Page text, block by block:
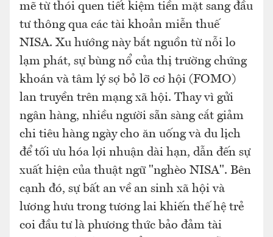
mẽ từ thói quen tiết kiệm tiền mặt sang đầu
tư thông qua các tài khoản miễn thuế
NISA. Xu hướng này bắt nguồn từ nỗi lo
lạm phát, sự bùng nổ của thị trường chứng
khoán và tâm lý sợ bỏ lỡ cơ hội (FOMO)
lan truyền trên mạng xã hội. Thay vì gửi
ngân hàng, nhiều người sẵn sàng cắt giảm
chi tiêu hàng ngày cho ăn uống và du lịch
để tối ưu hóa lợi nhuận dài hạn, dẫn đến sự
xuất hiện của thuật ngữ "nghèo NISA". Bên
cạnh đó, sự bất an về an sinh xã hội và
lương hưu trong tương lai khiến thế hệ trẻ
coi đầu tư là phương thức bảo đảm tài